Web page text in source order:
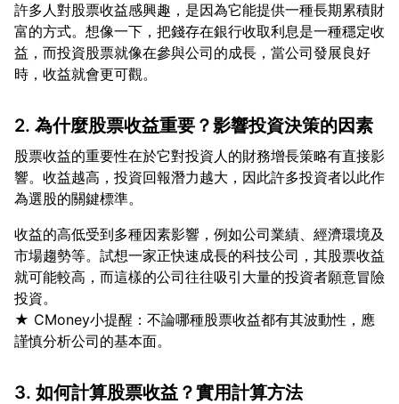
許多人對股票收益感興趣，是因為它能提供一種長期累積財
富的方式。想像一下，把錢存在銀行收取利息是一種穩定收
益，而投資股票就像在參與公司的成長，當公司發展良好
2. 為什麼股票收益重要？影響投資決策的因素
股票收益的重要性在於它對投資人的財務增長策略有直接影
響。收益越高，投資回報潛力越大，因此許多投資者以此作
收益的高低受到多種因素影響，例如公司業績、經濟環境及
市場趨勢等。試想一家正快速成長的科技公司，其股票收益
就可能較高，而這樣的公司往往吸引大量的投資者願意冒險
投資。
★ CMoney小提醒：不論哪種股票收益都有其波動性，應
3. 如何計算股票收益？實用計算方法